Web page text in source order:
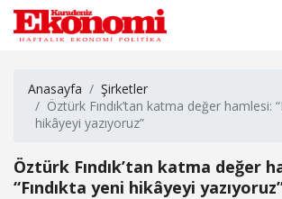
Anasayfa
Şirketler
Öztürk Fındık’tan katma değer hamlesi:
hikâyeyi yazıyoruz”
Öztürk Fındık’tan katma değer
“Fındıkta yeni hikâyeyi